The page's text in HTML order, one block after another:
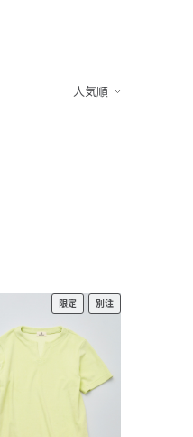
人気順
限定 別注